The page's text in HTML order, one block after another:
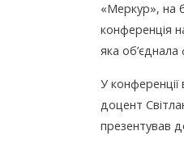
«Меркур», на
конференція
яка об’єднала
У
доцент
презентував